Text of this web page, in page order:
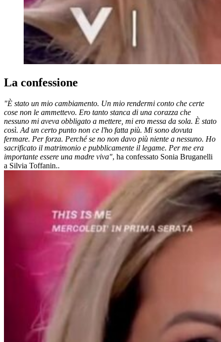
La confessione
"È stato un mio cambiamento. Un mio rendermi conto che certe
cose non le ammettevo. Ero tanto stanca di una corazza che
nessuno mi aveva obbligato a mettere, mi ero messa da sola. È stato
così. Ad un certo punto non ce l'ho fatta più. Mi sono dovuta
fermare. Per forza. Perché se no non davo più niente a nessuno. Ho
sacrificato il matrimonio e pubblicamente il legame. Per me era
importante essere una madre viva", ha confessato Sonia Bruganelli
a Silvia Toffanin..